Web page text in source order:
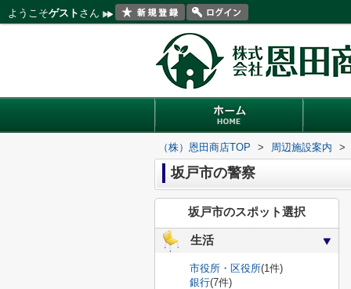
ようこそゲスト さん
（株）恩田商店TOP > 周辺施設案内 >
坂戸市の警察
坂戸市のスポット選択
生活
市役所・区役所(1件)
銀行(7件)